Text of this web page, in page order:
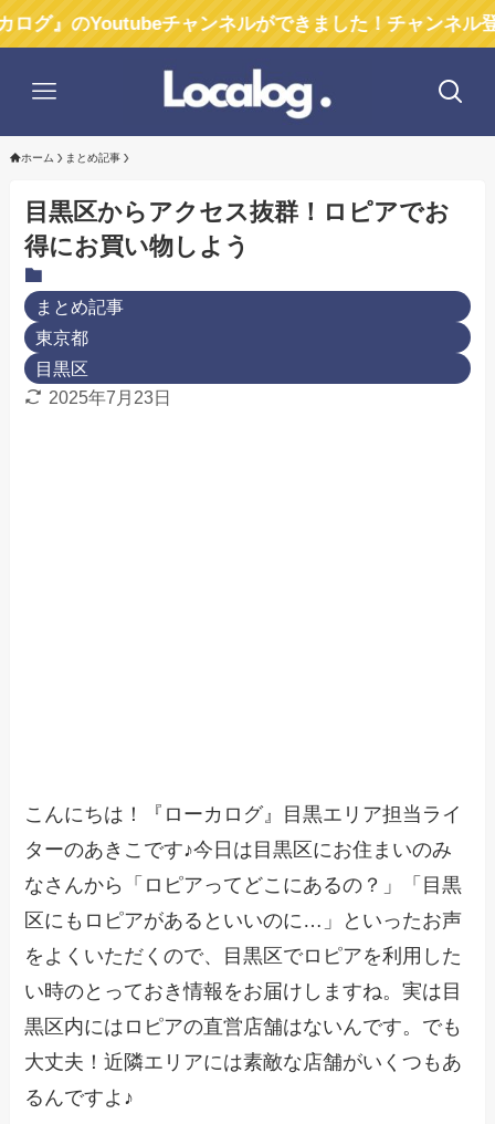
チャンネルができました！チャンネル登録お願い
ホーム まとめ記事
目黒区からアクセス抜群！ロピアでお
得にお買い物しよう
まとめ記事
東京都
目黒区
2025年7月23日
こんにちは！『ローカログ』目黒エリア担当ライ
ターのあきこです♪今日は目黒区にお住まいのみ
なさんから「ロピアってどこにあるの？」「目黒
区にもロピアがあるといいのに…」といったお声
をよくいただくので、目黒区でロピアを利用した
い時のとっておき情報をお届けしますね。実は目
黒区内にはロピアの直営店舗はないんです。でも
大丈夫！近隣エリアには素敵な店舗がいくつもあ
るんですよ♪